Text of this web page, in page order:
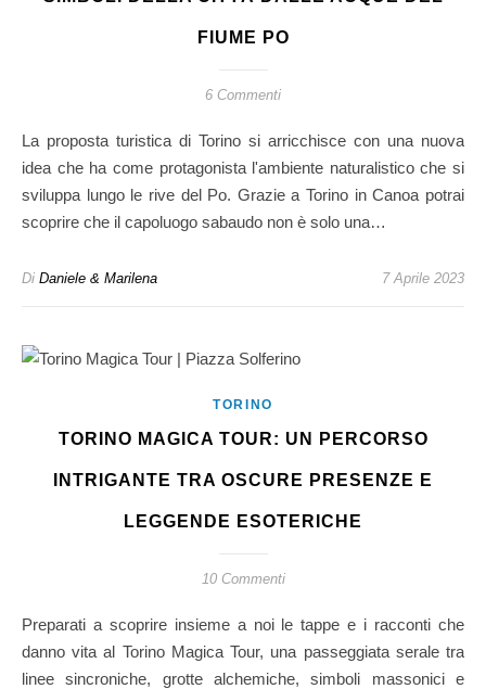
FIUME PO
6 Commenti
La proposta turistica di Torino si arricchisce con una nuova
idea che ha come protagonista l'ambiente naturalistico che si
sviluppa lungo le rive del Po. Grazie a Torino in Canoa potrai
scoprire che il capoluogo sabaudo non è solo una…
Di Daniele & Marilena 7 Aprile 2023
TORINO
TORINO MAGICA TOUR: UN PERCORSO
INTRIGANTE TRA OSCURE PRESENZE E
LEGGENDE ESOTERICHE
10 Commenti
Preparati a scoprire insieme a noi le tappe e i racconti che
danno vita al Torino Magica Tour, una passeggiata serale tra
linee sincroniche, grotte alchemiche, simboli massonici e